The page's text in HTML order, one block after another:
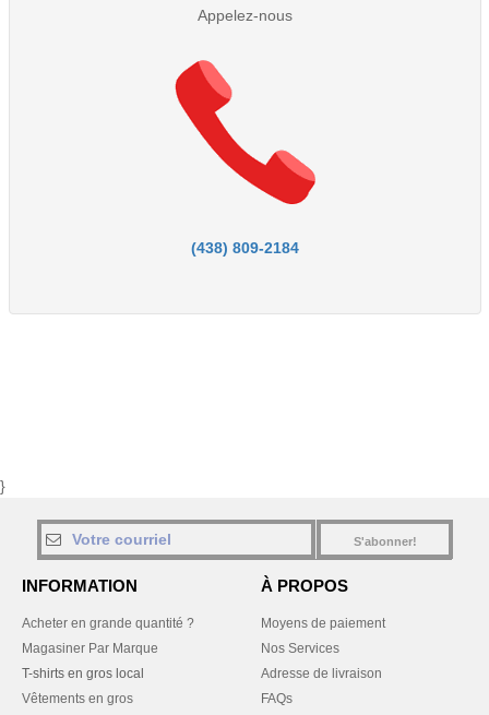
Appelez-nous
(438) 809-2184
}
S'abonner!
INFORMATION
Acheter en grande quantité ?
Magasiner Par Marque
T-shirts en gros local
Vêtements en gros
À PROPOS
Moyens de paiement
Nos Services
Adresse de livraison
FAQs